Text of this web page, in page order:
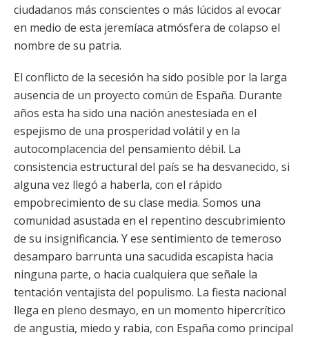
ciudadanos más conscientes o más lúcidos al evocar
en medio de esta jeremíaca atmósfera de colapso el
nombre de su patria.
El conflicto de la secesión ha sido posible por la larga
ausencia de un proyecto común de España. Durante
años esta ha sido una nación anestesiada en el
espejismo de una prosperidad volátil y en la
autocomplacencia del pensamiento débil. La
consistencia estructural del país se ha desvanecido, si
alguna vez llegó a haberla, con el rápido
empobrecimiento de su clase media. Somos una
comunidad asustada en el repentino descubrimiento
de su insignificancia. Y ese sentimiento de temeroso
desamparo barrunta una sacudida escapista hacia
ninguna parte, o hacia cualquiera que señale la
tentación ventajista del populismo. La fiesta nacional
llega en pleno desmayo, en un momento hipercrítico
de angustia, miedo y rabia, con España como principal